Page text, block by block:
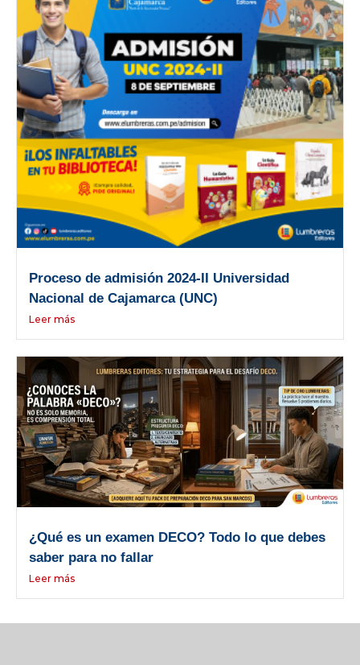
Proceso de admisión 2024-II Universidad
Nacional de Cajamarca (UNC)
Leer más
¿Qué es un examen DECO? Todo lo que debes
saber para no fallar
Leer más